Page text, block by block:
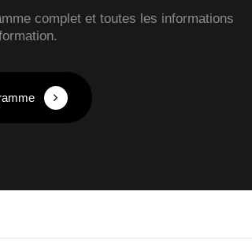
complet et toutes les informations